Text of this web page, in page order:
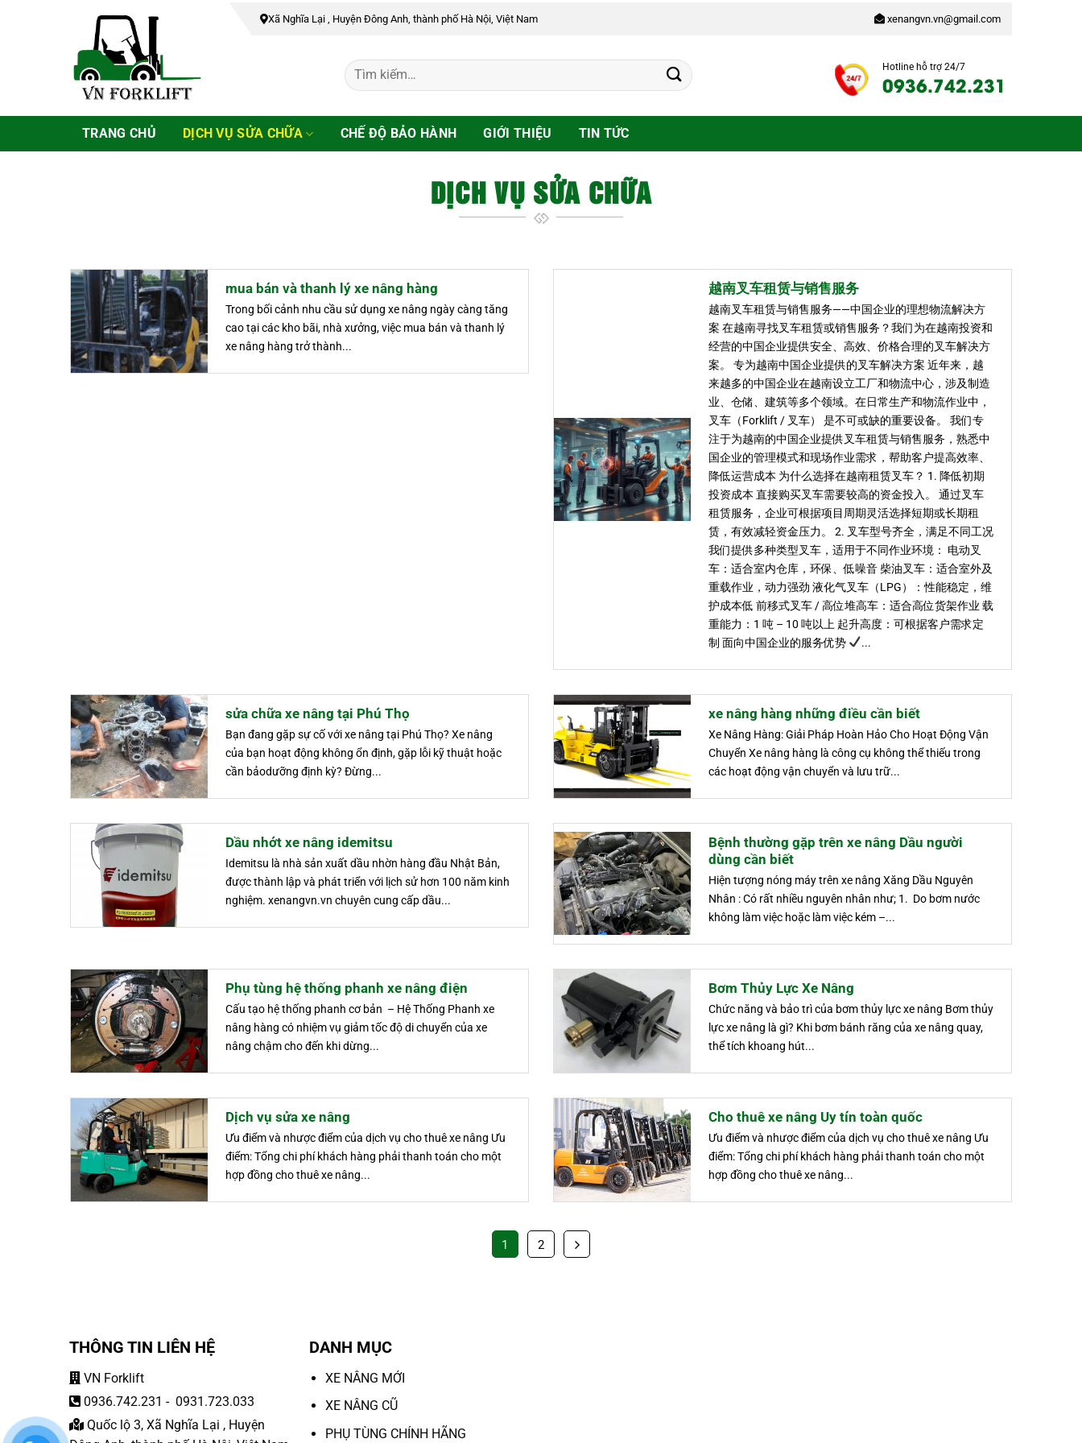
Xã Nghĩa Lại , Huyện Đông Anh, thành phố Hà Nội, Việt Nam xenangvn.vn@gmail.com
Hotline hỗ trợ 24/7
0936.742.231
TRANG CHỦ DỊCH VỤ SỬA CHỮA CHẾ ĐỘ BẢO HÀNH GIỚI THIỆU TIN TỨC
DỊCH VỤ SỬA CHỮA
mua bán và thanh lý xe nâng hàng
Trong bối cảnh nhu cầu sử dụng xe nâng ngày càng tăng
cao tại các kho bãi, nhà xưởng, việc mua bán và thanh lý
xe nâng hàng trở thành...
越南叉车租赁与销售服务
越南叉车租赁与销售服务——中国企业的理想物流解决方
案 在越南寻找叉车租赁或销售服务？我们为在越南投资和
经营的中国企业提供安全、高效、价格合理的叉车解决方
案。 专为越南中国企业提供的叉车解决方案 近年来，越
来越多的中国企业在越南设立工厂和物流中心，涉及制造
业、仓储、建筑等多个领域。在日常生产和物流作业中，
叉车（Forklift / 叉车） 是不可或缺的重要设备。 我们专
注于为越南的中国企业提供叉车租赁与销售服务，熟悉中
国企业的管理模式和现场作业需求，帮助客户提高效率、
降低运营成本 为什么选择在越南租赁叉车？ 1. 降低初期
投资成本 直接购买叉车需要较高的资金投入。 通过叉车
租赁服务，企业可根据项目周期灵活选择短期或长期租
赁，有效减轻资金压力。 2. 叉车型号齐全，满足不同工况
我们提供多种类型叉车，适用于不同作业环境： 电动叉
车：适合室内仓库，环保、低噪音 柴油叉车：适合室外及
重载作业，动力强劲 液化气叉车（LPG）：性能稳定，维
护成本低 前移式叉车 / 高位堆高车：适合高位货架作业 载
重能力：1 吨 – 10 吨以上 起升高度：可根据客户需求定
制 面向中国企业的服务优势
...
sửa chữa xe nâng tại Phú Thọ
Bạn đang gặp sự cố với xe nâng tại Phú Thọ? Xe nâng
của bạn hoạt động không ổn định, gặp lỗi kỹ thuật hoặc
cần bảodưỡng định kỳ? Đừng...
xe nâng hàng những điều cần biết
Xe Nâng Hàng: Giải Pháp Hoàn Hảo Cho Hoạt Động Vận
Chuyển Xe nâng hàng là công cụ không thể thiếu trong
các hoạt động vận chuyển và lưu trữ...
Dầu nhớt xe nâng idemitsu
Idemitsu là nhà sản xuất dầu nhờn hàng đầu Nhật Bản,
được thành lập và phát triển với lịch sử hơn 100 năm kinh
nghiệm. xenangvn.vn chuyên cung cấp dầu...
Bệnh thường gặp trên xe nâng Dầu người
dùng cần biết
Hiện tượng nóng máy trên xe nâng Xăng Dầu Nguyên
Nhân : Có rất nhiều nguyên nhân như; 1. Do bơm nước
không làm việc hoặc làm việc kém –...
Phụ tùng hệ thống phanh xe nâng điện
Cấu tạo hệ thống phanh cơ bản – Hệ Thống Phanh xe
nâng hàng có nhiệm vụ giảm tốc độ di chuyển của xe
nâng chậm cho đến khi dừng...
Bơm Thủy Lực Xe Nâng
Chức năng và bảo trì của bơm thủy lực xe nâng Bơm thủy
lực xe nâng là gì? Khi bơm bánh răng của xe nâng quay,
thể tích khoang hút...
Dịch vụ sửa xe nâng
Ưu điểm và nhược điểm của dịch vụ cho thuê xe nâng Ưu
điểm: Tổng chi phí khách hàng phải thanh toán cho một
hợp đồng cho thuê xe nâng...
Cho thuê xe nâng Uy tín toàn quốc
Ưu điểm và nhược điểm của dịch vụ cho thuê xe nâng Ưu
điểm: Tổng chi phí khách hàng phải thanh toán cho một
hợp đồng cho thuê xe nâng...
1 2
THÔNG TIN LIÊN HỆ
VN Forklift
0936.742.231 - 0931.723.033
Quốc lộ 3, Xã Nghĩa Lại , Huyện
DANH MỤC
XE NÂNG MỚI
XE NÂNG CŨ
PHỤ TÙNG CHÍNH HÃNG